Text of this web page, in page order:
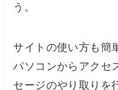
う。
サイトの使い方も簡
パソコンからアクセ
セージのやり取りを